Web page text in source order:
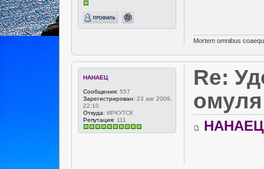
Mortem omnibus
НАНАЕЦ
Сообщения: 557
Зарегистрирован: 23 авг 2009,
22:10
Откуда: ИРКУТСК
Репутация: 111
Re:
омуля
НАНАЕЦ